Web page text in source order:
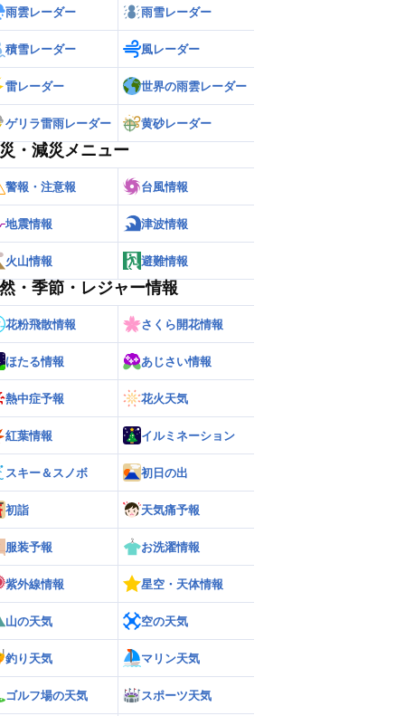
雨雲レーダー 雨雪レーダー
積雪レーダー 風レーダー
雷レーダー 世界の雨雲レーダー
ゲリラ雷雨レーダー 黄砂レーダー
・減災メニュー
警報・注意報 台風情報
地震情報 津波情報
火山情報 避難情報
・季節・レジャー情報
花粉飛散情報 さくら開花情報
ほたる情報 あじさい情報
熱中症予報 花火天気
紅葉情報 イルミネーション
スキー＆スノボ 初日の出
初詣 天気痛予報
服装予報 お洗濯情報
紫外線情報 星空・天体情報
山の天気 空の天気
釣り天気 マリン天気
ゴルフ場の天気 スポーツ天気